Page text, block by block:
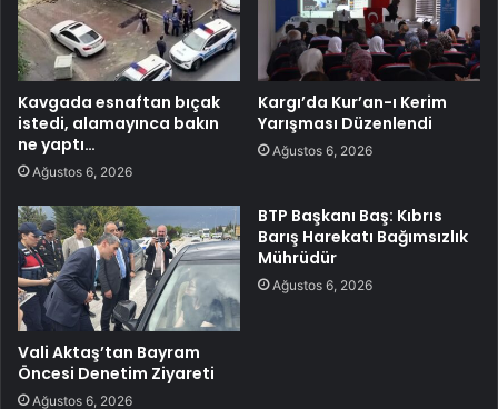
Kavgada esnaftan bıçak
istedi, alamayınca bakın
ne yaptı…
Ağustos 6, 2026
Kargı’da Kur’an-ı Kerim
Yarışması Düzenlendi
Ağustos 6, 2026
Vali Aktaş’tan Bayram
Öncesi Denetim Ziyareti
Ağustos 6, 2026
BTP Başkanı Baş: Kıbrıs
Barış Harekatı Bağımsızlık
Mührüdür
Ağustos 6, 2026